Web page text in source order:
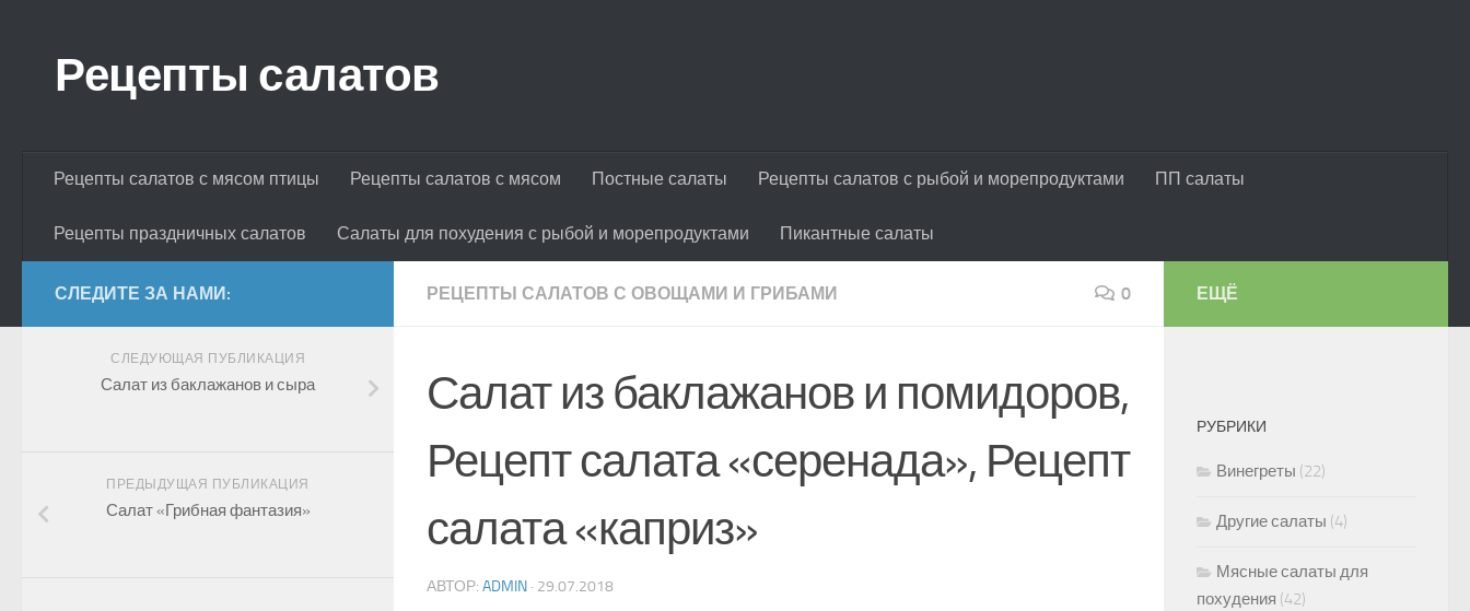
Рецепты салатов
Рецепты салатов с мясом птицы Рецепты салатов с мясом Постные салаты Рецепты салатов с рыбой и морепродуктами ПП салаты
Рецепты праздничных салатов Салаты для похудения с рыбой и морепродуктами Пикантные салаты
РЕЦЕПТЫ САЛАТОВ С ОВОЩАМИ И ГРИБАМИ 0
Салат из баклажанов и помидоров,
Рецепт салата «серенада», Рецепт
салата «каприз»
АВТОР: ADMIN · 29.07.2018
СЛЕДИТЕ ЗА НАМИ:
СЛЕДУЮЩАЯ ПУБЛИКАЦИЯ
Салат из баклажанов и сыра
ПРЕДЫДУЩАЯ ПУБЛИКАЦИЯ
Салат «Грибная фантазия»
ЕЩЁ
РУБРИКИ
Винегреты (22)
Другие салаты (4)
Мясные салаты для
похудения (42)